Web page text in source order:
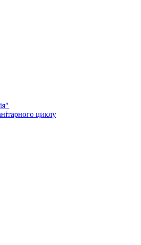
циклу